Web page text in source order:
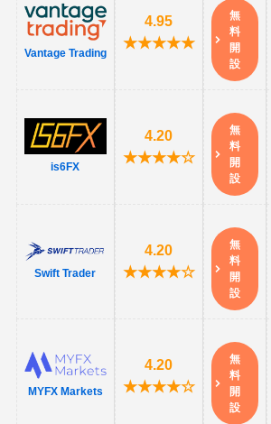
Vantage Trading
4.95
★★★★★
無
料
開
設
is6FX
4.20
★★★★☆
無
料
開
設
Swift Trader
4.20
★★★★☆
無
料
開
設
MYFX Markets
4.20
★★★★☆
無
料
開
設